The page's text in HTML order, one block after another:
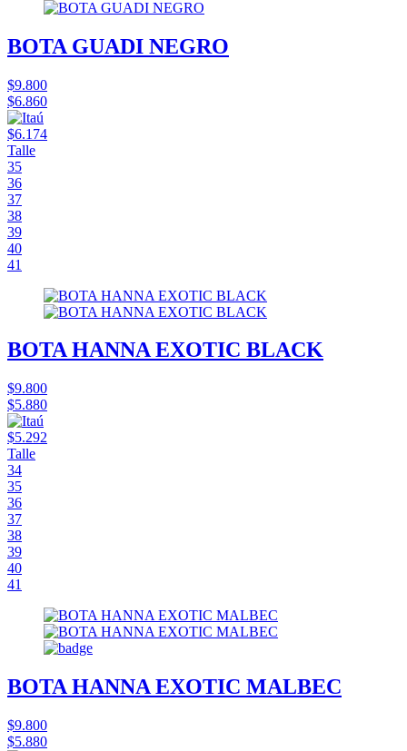
BOTA GUADI NEGRO
$9.800
$6.860
$6.174
Talle
35
36
37
38
39
40
41
BOTA HANNA EXOTIC BLACK
$9.800
$5.880
$5.292
Talle
34
35
36
37
38
39
40
41
BOTA HANNA EXOTIC MALBEC
$9.800
$5.880